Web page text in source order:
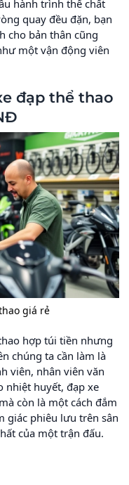
hành trình thể chất
quay đều đặn, bạn
cho bản thân cũng
một vận động viên
đạp thể thao
giá rẻ
hợp túi tiền nhưng
chúng ta cần làm là
viên, nhân viên văn
nhiệt huyết, đạp xe
còn là một cách đắm
giác phiêu lưu trên sân
của một trận đấu.